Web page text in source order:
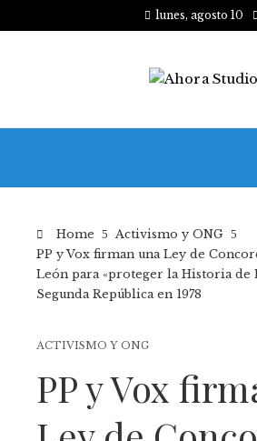
lunes, agosto 10
Home
Activismo y ONG
PP y Vox firman una Ley de
León para «proteger la Historia de
Segunda República en 1978
ACTIVISMO Y ONG
PP y Vox